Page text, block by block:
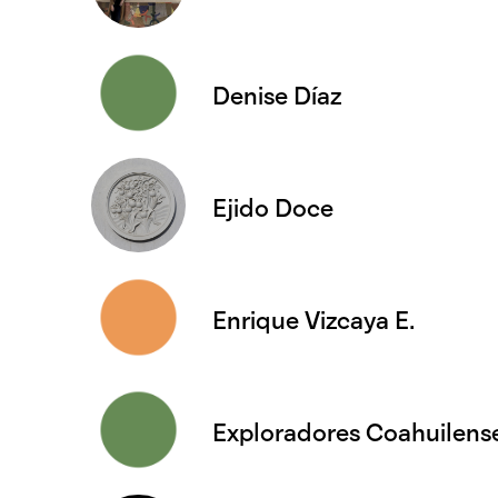
Denise Díaz
Ejido Doce
Enrique Vizcaya E.
Exploradores